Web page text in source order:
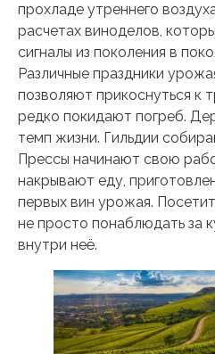
прохладе утреннего
расчетах виноделов,
сигналы из поколения в
Различные праздники
позволяют прикоснуться к
редко покидают погреб.
темп жизни. Гильдии
Прессы начинают свою
накрывают еду,
первых вин урожая.
не просто понаблюдать за
внутри неё.